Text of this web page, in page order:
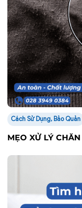
Cách Sử Dụng, Bảo Quản
MẸO XỬ LÝ